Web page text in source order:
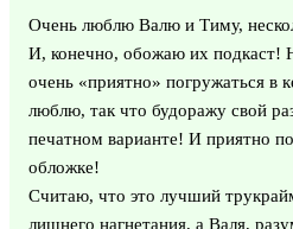
Очень люблю Валю и Тиму,
И, конечно, обожаю их подкаст!
очень «приятно» погружаться в
люблю, так что будоражу свой
печатном варианте! И приятно
обложке!
Считаю, что это лучший
лишнего нагнетания, а Валя,